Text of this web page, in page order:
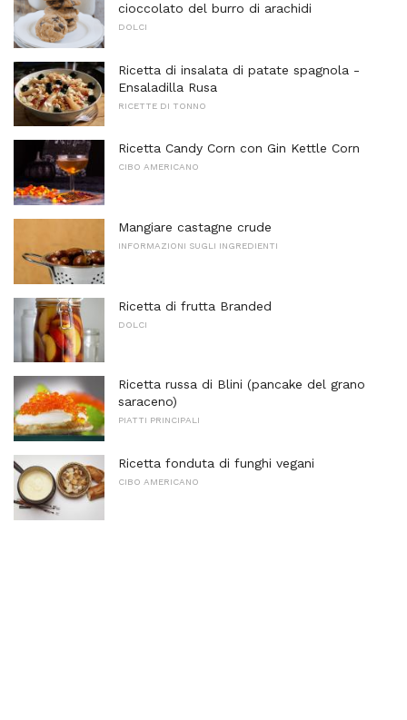
cioccolato del burro di arachidi
DOLCI
Ricetta di insalata di patate spagnola -
Ensaladilla Rusa
RICETTE DI TONNO
Ricetta Candy Corn con Gin Kettle Corn
CIBO AMERICANO
Mangiare castagne crude
INFORMAZIONI SUGLI INGREDIENTI
Ricetta di frutta Branded
DOLCI
Ricetta russa di Blini (pancake del grano
saraceno)
PIATTI PRINCIPALI
Ricetta fonduta di funghi vegani
CIBO AMERICANO